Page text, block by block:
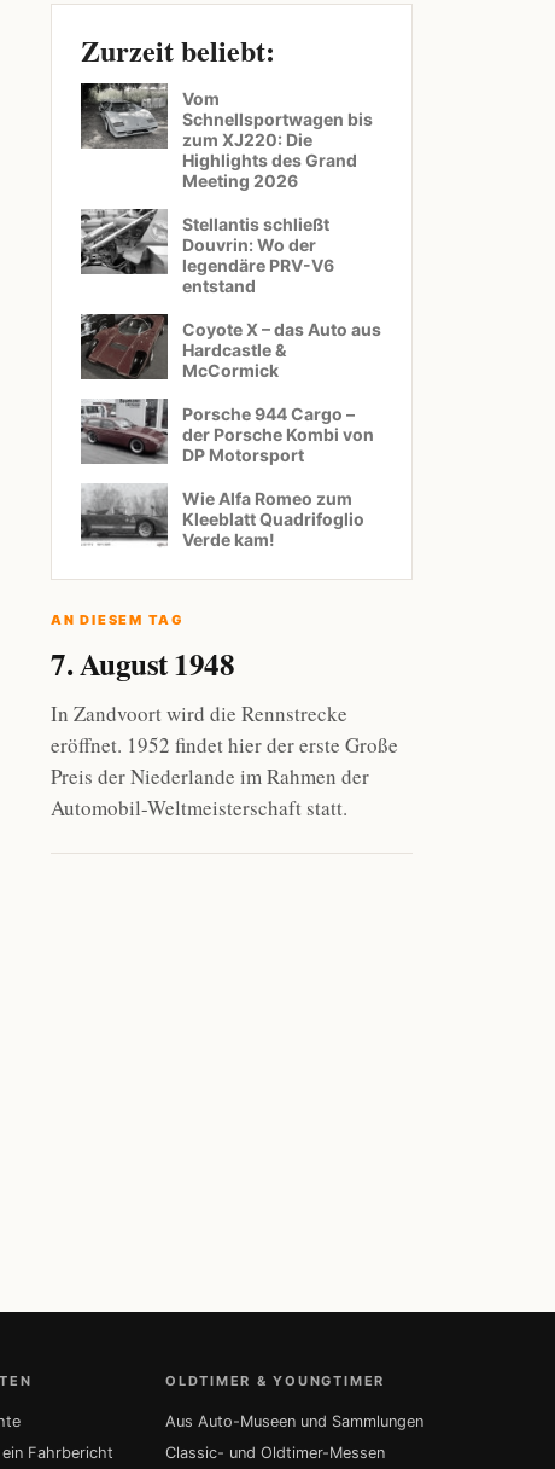
Zurzeit beliebt:
Vom
Schnellsportwagen bis
zum XJ220: Die
Highlights des Grand
Meeting 2026
Stellantis schließt
Douvrin: Wo der
legendäre PRV-V6
entstand
Coyote X – das Auto aus
Hardcastle &
McCormick
Porsche 944 Cargo –
der Porsche Kombi von
DP Motorsport
Wie Alfa Romeo zum
Kleeblatt Quadrifoglio
Verde kam!
AN DIESEM TAG
7. August 1948
In Zandvoort wird die Rennstrecke
eröffnet. 1952 findet hier der erste Große
Preis der Niederlande im Rahmen der
Automobil-Weltmeisterschaft statt.
Fahrbericht
OLDTIMER & YOUNGTIMER
Aus Auto-Museen und Sammlungen
Classic- und Oldtimer-Messen